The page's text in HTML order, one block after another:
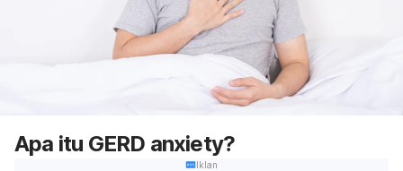
Apa itu GERD anxiety?
Iklan